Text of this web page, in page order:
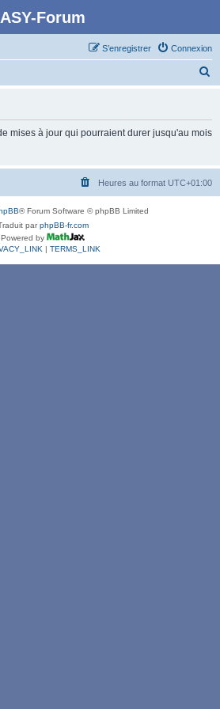
ASY-Forum
Connexion
S’enregistrer
c
mises à jour qui pourraient durer jusqu'au mois
Heures au format UTC+01:00
® Forum Software © phpBB Limited
parphpBB-fr.com
Powered by
| TERMS_LINK